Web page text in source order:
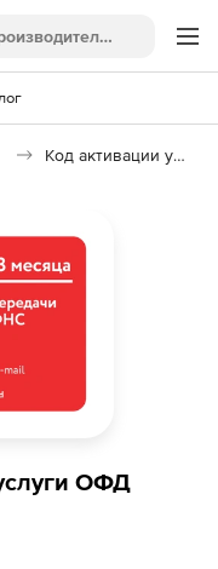
Код активации услуги ОФД от OFD.ru
ОФД